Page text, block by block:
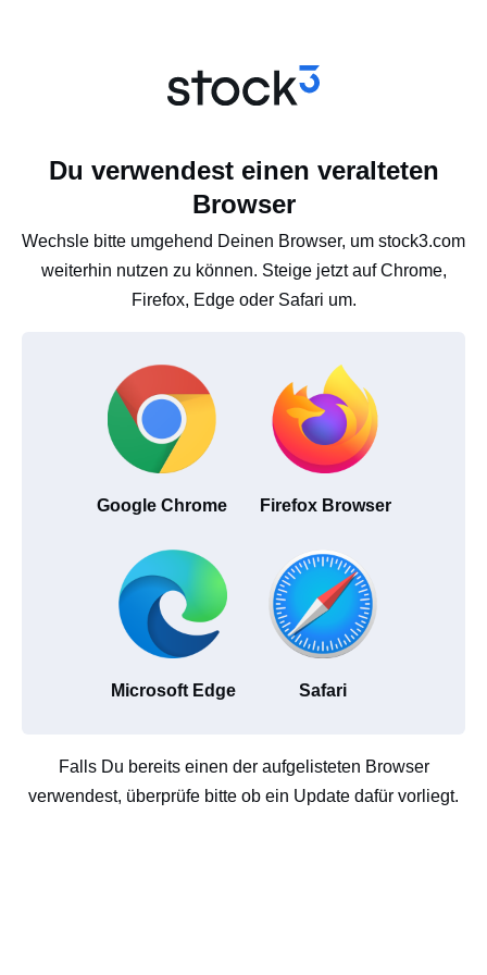
Du verwendest einen veralteten
Browser
Wechsle bitte umgehend Deinen Browser, um stock3.com
weiterhin nutzen zu können. Steige jetzt auf Chrome,
Firefox, Edge oder Safari um.
Google Chrome Firefox Browser
Microsoft Edge Safari
Falls Du bereits einen der aufgelisteten Browser
verwendest, überprüfe bitte ob ein Update dafür vorliegt.